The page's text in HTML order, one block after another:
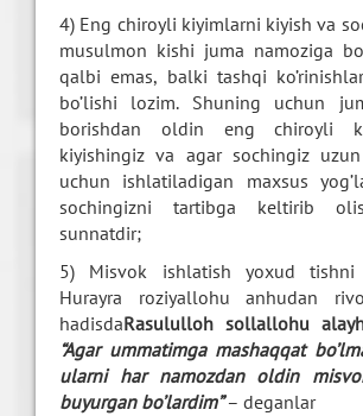
4) Eng chiroyli kiyimlarni kiyish va
musulmon kishi juma namoziga
qalbi emas, balki tashqi
bo’lishi lozim. Shuning uchun
borishdan oldin eng chiroyli
kiyishingiz va agar sochingiz uzun
uchun ishlatiladigan maxsus
sochingizni tartibga keltirib
sunnatdir;
5) Misvok ishlatish yoxud tishni
Hurayra roziyallohu anhudan
hadisdaRasululloh sollallohu
“Agar ummatimga mashaqqat
ularni har namozdan oldin
buyurgan bo’lardim”– deganlar